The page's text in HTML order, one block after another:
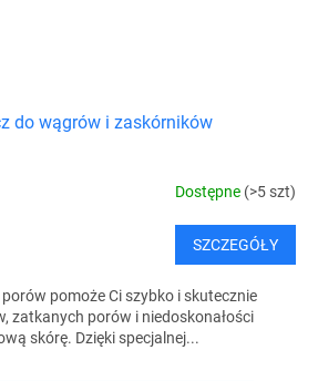
do wągrów i zaskórników
Dostępne (>5 szt)
SZCZEGÓŁY
pomoże Ci szybko i skutecznie
zatkanych porów i niedoskonałości
skórę. Dzięki specjalnej...